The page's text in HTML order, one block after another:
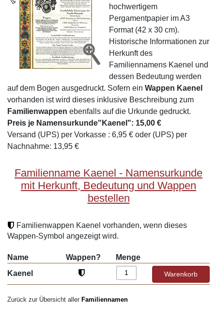
hochwertigem
Pergamentpapier im A3
Format (42 x 30 cm).
Historische Informationen zur
Herkunft des
Familiennamens Kaenel und
dessen Bedeutung werden
auf dem Bogen ausgedruckt. Sofern ein Wappen Kaenel
vorhanden ist wird dieses inklusive Beschreibung zum
Familienwappen ebenfalls auf die Urkunde gedruckt.
Preis je Namensurkunde"Kaenel": 15,00 €
Versand (UPS) per Vorkasse : 6,95 € oder (UPS) per
Nachnahme: 13,95 €
Familienname Kaenel - Namensurkunde
mit Herkunft, Bedeutung und Wappen
bestellen
Familienwappen Kaenel vorhanden, wenn dieses
Wappen-Symbol angezeigt wird.
Name Wappen?
Menge
Kaenel
Zurück zur Übersicht aller Familiennamen